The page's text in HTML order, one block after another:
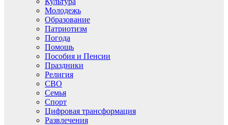
Молодежь
Образование
Патриотизм
Погода
Помощь
Пособия и Пенсии
Праздники
Религия
СВО
Семья
Спорт
Цифровая трансформация
Развлечения